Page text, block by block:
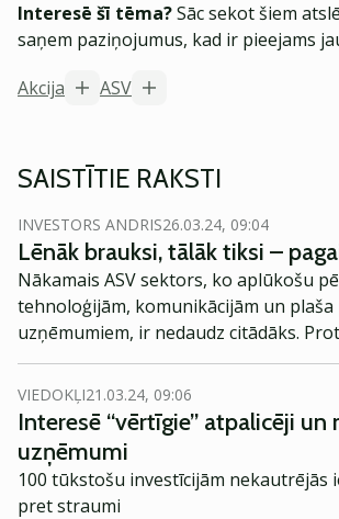
Interesē šī tēma?Sāc sekot šiem
saņem paziņojumus, kad ir pieejams
Akcija
ASV
SAISTĪTIE RAKSTI
INVESTORS ANDRIS26.03.24, 09:04
Lēnāk brauksi, tālāk tiksi –
Nākamais ASV sektors, ko aplūkošu
tehnoloģijām, komunikācijām un
uzņēmumiem, ir nedaudz citādāks.
uzņēmumus, kam vajadzētu būt
paraugiem – tie būs mazāk ciklisku
preču pārdevēji un ražotāji –
atpazīstamām preču zīmēm un stabilu
parasti angļu mēlē tiek saukti par
uzņēmumiem.
VIEDOKĻI21.03.24, 09:06
Interesē “vērtīgie” atpalicēji un
uzņēmumi
100 tūkstošu investīcijām nekautrējās
pret straumi